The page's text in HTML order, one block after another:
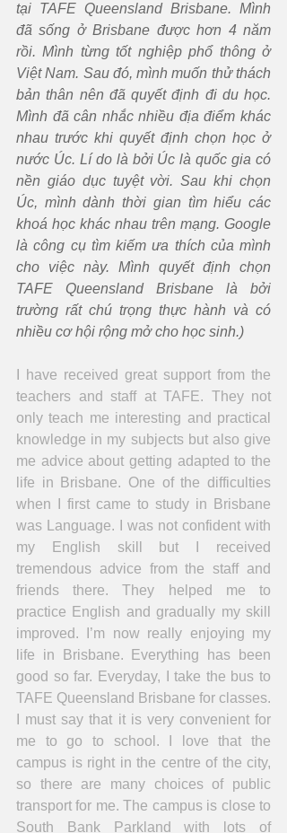
tại TAFE Queensland Brisbane. Mình
đã sống ở Brisbane được hơn 4 năm
rồi. Mình từng tốt nghiệp phổ thông ở
Việt Nam. Sau đó, mình muốn thử thách
bản thân nên đã quyết định đi du học.
Mình đã cân nhắc nhiều địa điểm khác
nhau trước khi quyết định chọn học ở
nước Úc. Lí do là bởi Úc là quốc gia có
nền giáo dục tuyệt vời. Sau khi chọn
Úc, mình dành thời gian tìm hiểu các
khoá học khác nhau trên mạng. Google
là công cụ tìm kiếm ưa thích của mình
cho việc này. Mình quyết định chọn
TAFE Queensland Brisbane là bởi
trường rất chú trọng thực hành và có
nhiều cơ hội rộng mở cho học sinh.)
I have received great support from the
teachers and staff at TAFE. They not
only teach me interesting and practical
knowledge in my subjects but also give
me advice about getting adapted to the
life in Brisbane. One of the difficulties
when I first came to study in Brisbane
was Language. I was not confident with
my English skill but I received
tremendous advice from the staff and
friends there. They helped me to
practice English and gradually my skill
improved. I’m now really enjoying my
life in Brisbane. Everything has been
good so far. Everyday, I take the bus to
TAFE Queensland Brisbane for classes.
I must say that it is very convenient for
me to go to school. I love that the
campus is right in the centre of the city,
so there are many choices of public
transport for me. The campus is close to
South Bank Parkland with lots of